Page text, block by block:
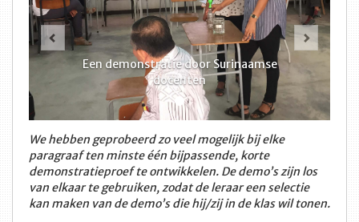
Een demonstratie door Surinaamse
docenten
Vorige
We hebben geprobeerd zo veel mogelijk bij elke
paragraaf ten minste één bijpassende, korte
demonstratieproef te ontwikkelen. De demo’s zijn los
van elkaar te gebruiken, zodat de leraar een selectie
kan maken van de demo’s die hij/zij in de klas wil tonen.